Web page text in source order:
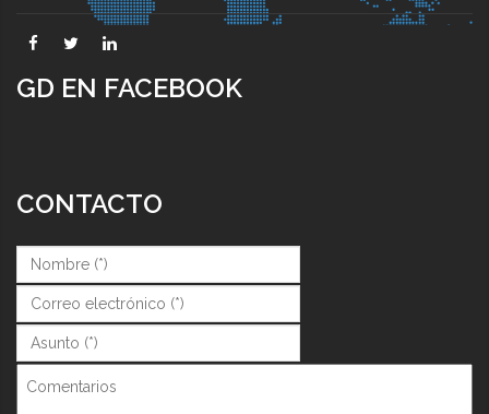
GD EN FACEBOOK
CONTACTO
Nombre (*)*
Correo (*)*
Asunto (*)*
Comentarios